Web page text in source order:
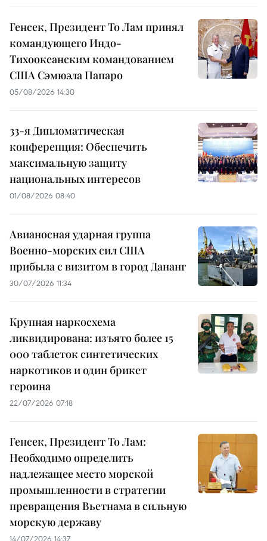
Генсек, Президент То Лам принял
командующего Индо-
Тихоокеанским командованием
США Сэмюэла Папаро
05/08/2026 14:30
33-я Дипломатическая
конференция: Обеспечить
максимальную защиту
национальных интересов
01/08/2026 08:40
Авианосная ударная группа
Военно-морских сил США
прибыла с визитом в город Дананг
30/07/2026 11:34
Крупная наркосхема
ликвидирована: изъято более 15
000 таблеток синтетических
наркотиков и один брикет
героина
22/07/2026 07:18
Генсек, Президент То Лам:
Необходимо определить
надлежащее место морской
промышленности в стратегии
превращения Вьетнама в сильную
морскую державу
14/07/2026 14:37